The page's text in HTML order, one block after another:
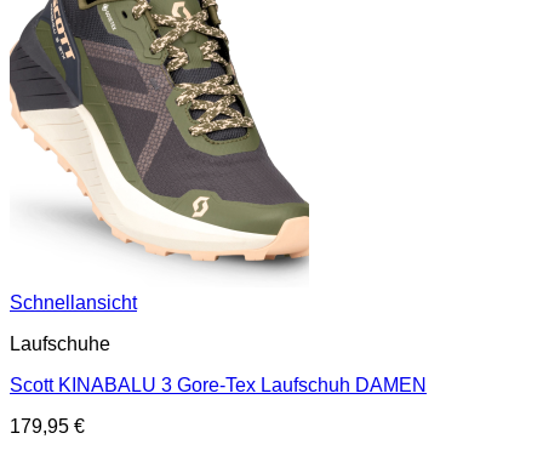
Schnellansicht
Laufschuhe
Scott KINABALU 3 Gore-Tex Laufschuh DAMEN
179,95 €